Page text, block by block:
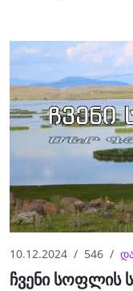
10.12.2024 546
ჩვენი სოფლის